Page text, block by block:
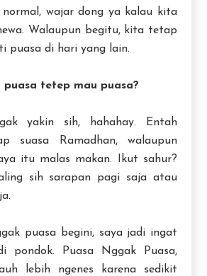
normal, wajar dong ya kalau kita
Walaupun begitu, kita tetap
puasa di hari yang lain.
puasa tetep mau puasa?
yakin sih, hahahay. Entah
suasa Ramadhan, walaupun
itu malas makan. Ikut sahur?
sih sarapan pagi saja atau
puasa begini, saya jadi ingat
pondok. Puasa Nggak Puasa,
lebih ngenes karena sedikit